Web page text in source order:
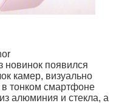
новинок появился
камер, визуально
тонком смартфоне
алюминия и стекла, а